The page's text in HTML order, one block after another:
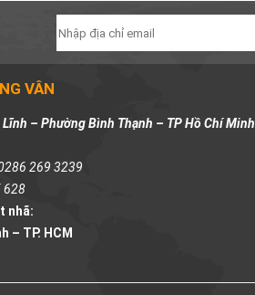
VÂN
– Phường Bình Thạnh – TP Hồ Chí Minh
269 3239
628
nhã:
– TP. HCM